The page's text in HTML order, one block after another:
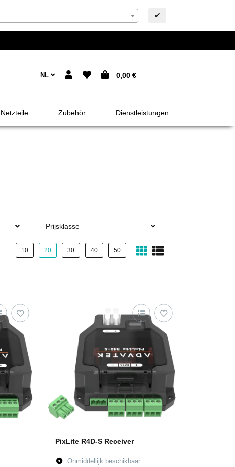
✔
NL 0,00 €
Netzteile Zubehör Dienstleistungen
Prijsklasse
10 20 30 40 50
PixLite R4D-S Receiver
Onmiddellijk beschikbaar